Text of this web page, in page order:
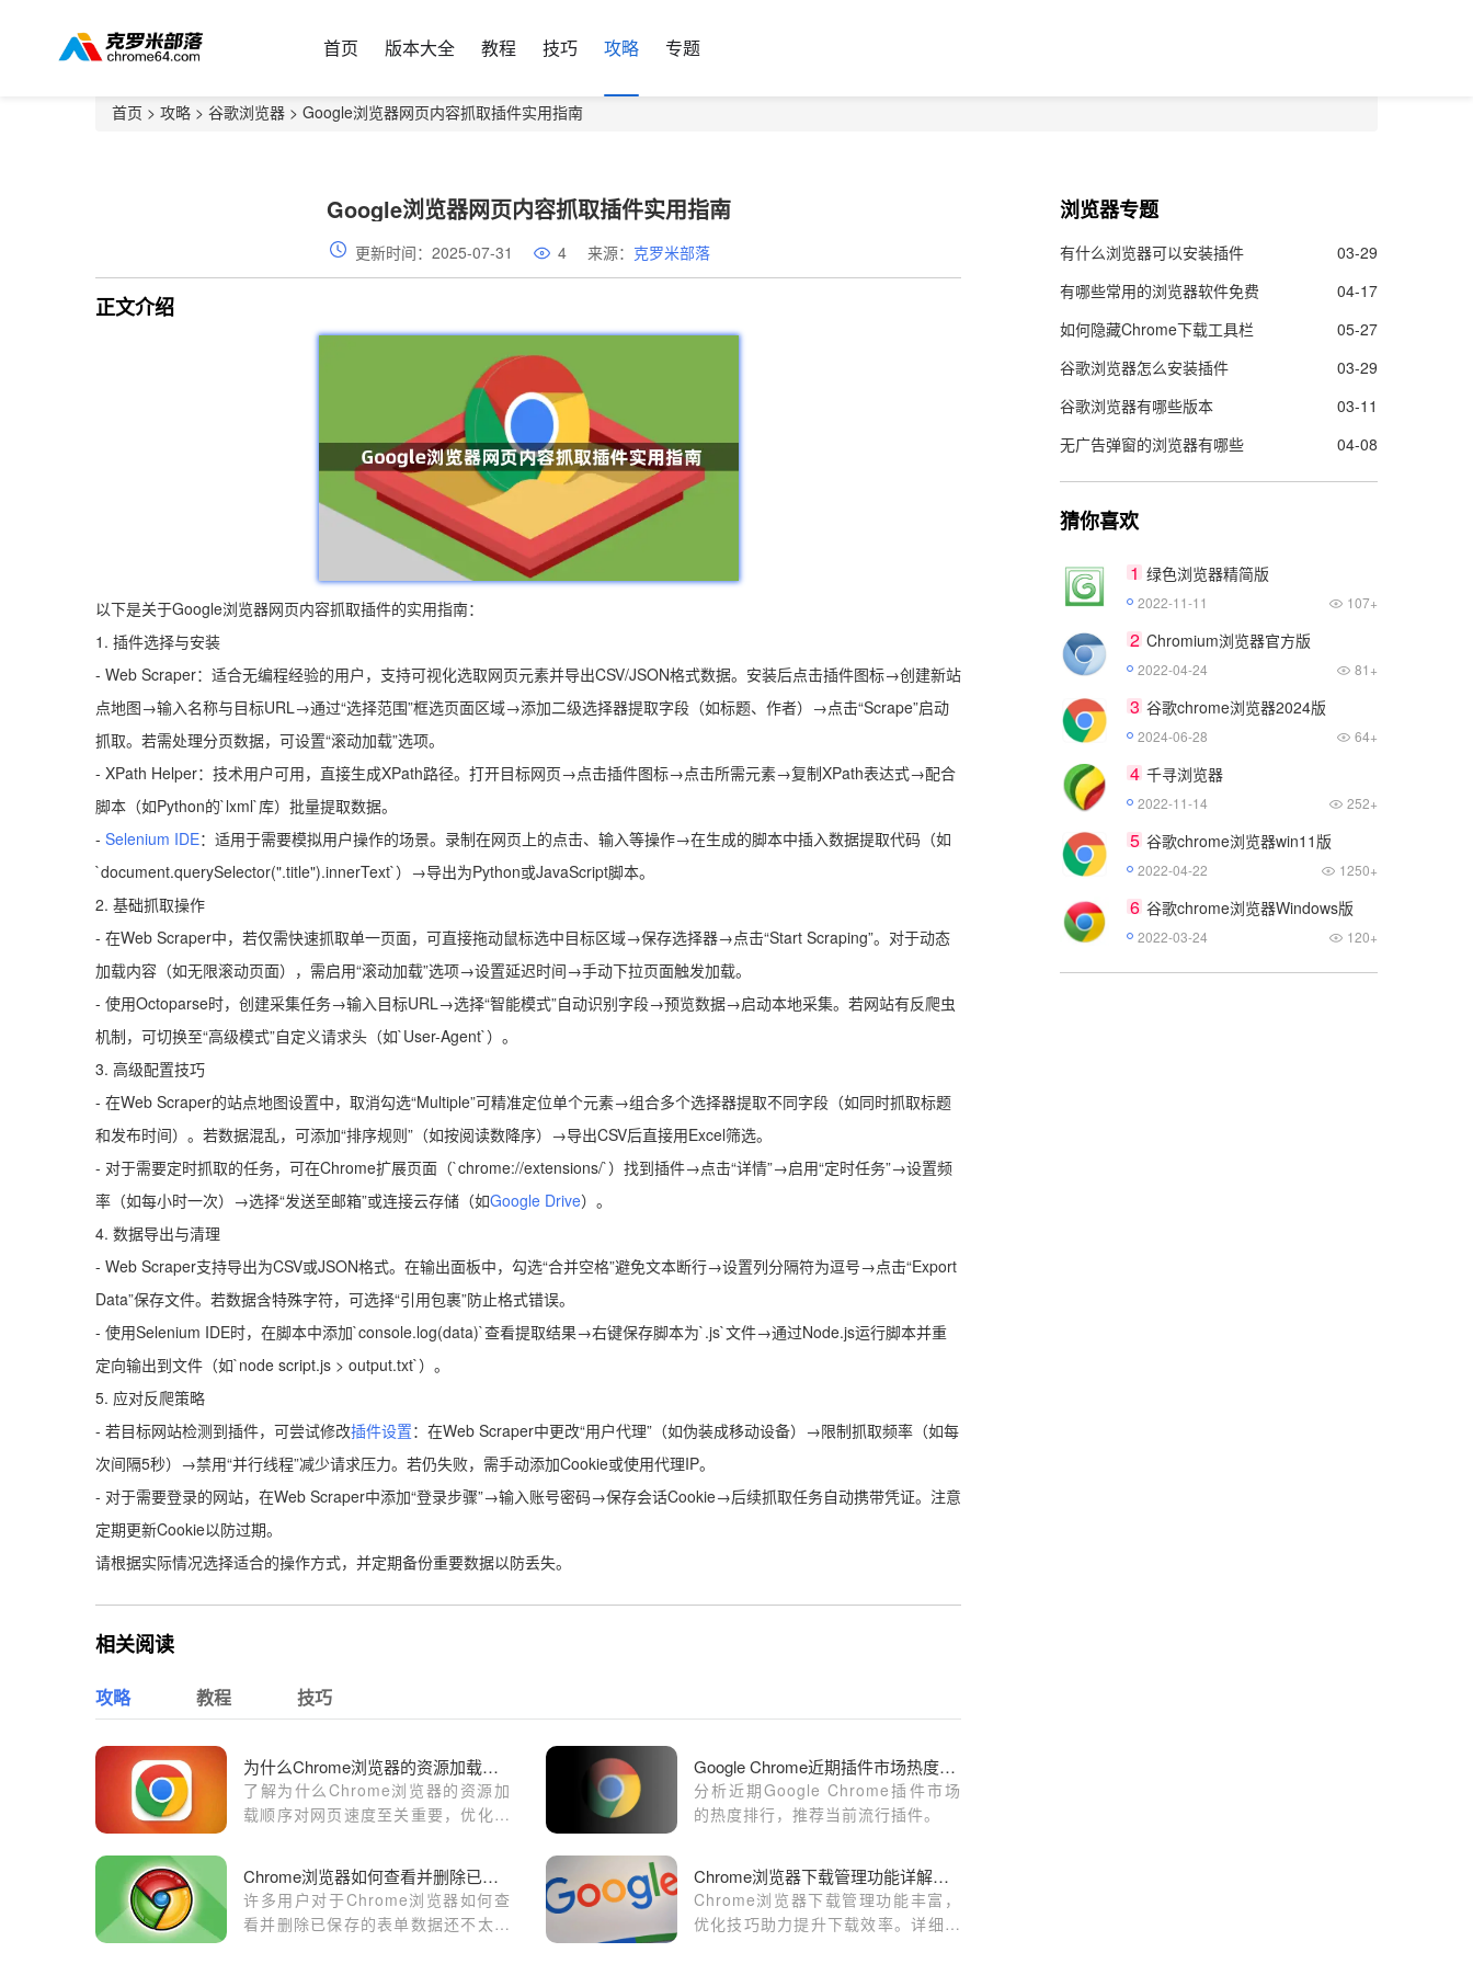
首页 版本大全 教程 技巧 攻略 专题
首页 > 攻略 > 谷歌浏览器 > Google浏览器网页内容抓取插件实用指南
Google浏览器网页内容抓取插件实用指南
更新时间：2025-07-31 4 来源： 克罗米部落
正文介绍
以下是关于Google浏览器网页内容抓取插件的实用指南：
1. 插件选择与安装
- Web Scraper：适合无编程经验的用户，支持可视化选取网页元素并导出CSV/JSON格式数据。安装后点击插件图标→创建新站
点地图→输入名称与目标URL→通过“选择范围”框选页面区域→添加二级选择器提取字段（如标题、作者）→点击“Scrape”启动
抓取。若需处理分页数据，可设置“滚动加载”选项。
- XPath Helper：技术用户可用，直接生成XPath路径。打开目标网页→点击插件图标→点击所需元素→复制XPath表达式→配合
脚本（如Python的`lxml`库）批量提取数据。
- Selenium IDE：适用于需要模拟用户操作的场景。录制在网页上的点击、输入等操作→在生成的脚本中插入数据提取代码（如
`document.querySelector(".title").innerText`）→导出为Python或JavaScript脚本。
2. 基础抓取操作
- 在Web Scraper中，若仅需快速抓取单一页面，可直接拖动鼠标选中目标区域→保存选择器→点击“Start Scraping”。对于动态
加载内容（如无限滚动页面），需启用“滚动加载”选项→设置延迟时间→手动下拉页面触发加载。
- 使用Octoparse时，创建采集任务→输入目标URL→选择“智能模式”自动识别字段→预览数据→启动本地采集。若网站有反爬虫
机制，可切换至“高级模式”自定义请求头（如`User-Agent`）。
3. 高级配置技巧
- 在Web Scraper的站点地图设置中，取消勾选“Multiple”可精准定位单个元素→组合多个选择器提取不同字段（如同时抓取标题
和发布时间）。若数据混乱，可添加“排序规则”（如按阅读数降序）→导出CSV后直接用Excel筛选。
- 对于需要定时抓取的任务，可在Chrome扩展页面（`chrome://extensions/`）找到插件→点击“详情”→启用“定时任务”→设置频
率（如每小时一次）→选择“发送至邮箱”或连接云存储（如Google Drive）。
4. 数据导出与清理
- Web Scraper支持导出为CSV或JSON格式。在输出面板中，勾选“合并空格”避免文本断行→设置列分隔符为逗号→点击“Export
Data”保存文件。若数据含特殊字符，可选择“引用包裹”防止格式错误。
- 使用Selenium IDE时，在脚本中添加`console.log(data)`查看提取结果→右键保存脚本为`.js`文件→通过Node.js运行脚本并重
定向输出到文件（如`node script.js > output.txt`）。
5. 应对反爬策略
- 若目标网站检测到插件，可尝试修改插件设置：在Web Scraper中更改“用户代理”（如伪装成移动设备）→限制抓取频率（如每
次间隔5秒）→禁用“并行线程”减少请求压力。若仍失败，需手动添加Cookie或使用代理IP。
- 对于需要登录的网站，在Web Scraper中添加“登录步骤”→输入账号密码→保存会话Cookie→后续抓取任务自动携带凭证。注意
定期更新Cookie以防过期。
请根据实际情况选择适合的操作方式，并定期备份重要数据以防丢失。
相关阅读
攻略 教程 技巧
为什么Chrome浏览器的资源加载顺序影响网页速度
了解为什么Chrome浏览器的资源加
载顺序对网页速度至关重要，优化资
Google Chrome近期插件市场热度排行解析
分析近期Google Chrome插件市场
的热度排行，推荐当前流行插件。
Chrome浏览器如何查看并删除已保存的表单数据
许多用户对于Chrome浏览器如何查
看并删除已保存的表单数据还不太了
Chrome浏览器下载管理功能详解及优化方法
Chrome浏览器下载管理功能丰富，
优化技巧助力提升下载效率。详细解
浏览器专题
有什么浏览器可以安装插件
03-29
有哪些常用的浏览器软件免费
04-17
如何隐藏Chrome下载工具栏
05-27
谷歌浏览器怎么安装插件
03-29
谷歌浏览器有哪些版本
03-11
无广告弹窗的浏览器有哪些
04-08
猜你喜欢
1 绿色浏览器精简版
2022-11-11 107+
2 Chromium浏览器官方版
2022-04-24 81+
3 谷歌chrome浏览器2024版
2024-06-28 64+
4 千寻浏览器
2022-11-14 252+
5 谷歌chrome浏览器win11版
2022-04-22 1250+
6 谷歌chrome浏览器Windows版
2022-03-24 120+